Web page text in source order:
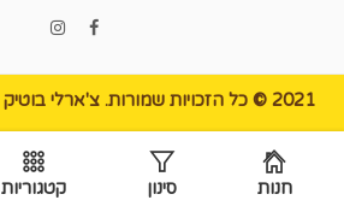
2021 © כל הזכויות שמורות. צ'ארלי בוטיק
חנות סינון קטגוריות